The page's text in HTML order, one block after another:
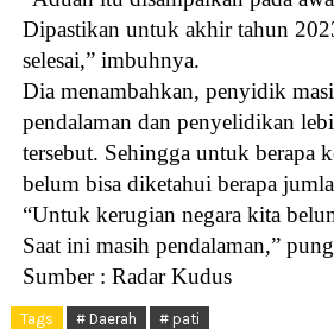
Dipastikan untuk akhir tahun
selesai,” imbuhnya.
Dia menambahkan, penyidik
pendalaman dan penyelidikan
tersebut. Sehingga untuk berapa
belum bisa diketahui berapa
“Untuk kerugian negara kita
Saat ini masih pendalaman,”
Sumber : Radar Kudus
Tags # Daerah # pati